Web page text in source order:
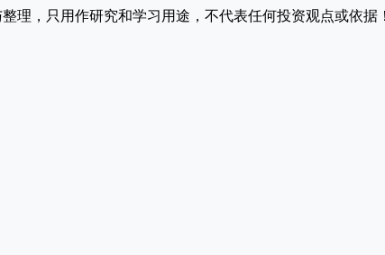
理，只用作研究和学习用途，不代表任何投资观点或依据